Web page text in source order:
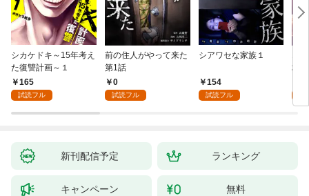
シカケドキ～15年考え
た復讐計画～１
165
試読フル
前の住人がやって来た
第1話
0
試読フル
シアワセな家族１
154
試読フル
地
新刊配信予定 ランキング
キャンペーン 無料